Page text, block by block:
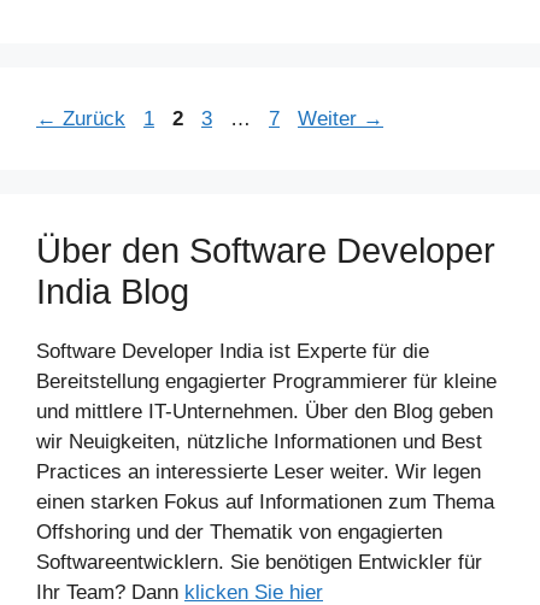
← Zurück Seite
1 Seite
2 Seite
3 … Seite
7 Weiter →
Über den Software Developer
India Blog
Software Developer India ist Experte für die
Bereitstellung engagierter Programmierer für kleine
und mittlere IT-Unternehmen. Über den Blog geben
wir Neuigkeiten, nützliche Informationen und Best
Practices an interessierte Leser weiter. Wir legen
einen starken Fokus auf Informationen zum Thema
Offshoring und der Thematik von engagierten
Softwareentwicklern. Sie benötigen Entwickler für
Ihr Team? Dann klicken Sie hier